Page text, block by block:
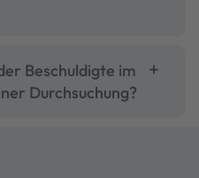
Beschuldigte im
Durchsuchung?